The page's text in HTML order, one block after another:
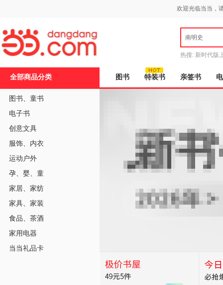
欢迎光临当当，
南明史
热搜: 新时代版
全部商品分类 图书 特装书 亲签书
图书、 童书
电子书
创意文具
服饰、 内衣
运动户外
孕、 婴、 童
家居、 家纺
家具、 家装
食品、 茶酒
家用电器
当当礼品卡
打
开
无
障
页